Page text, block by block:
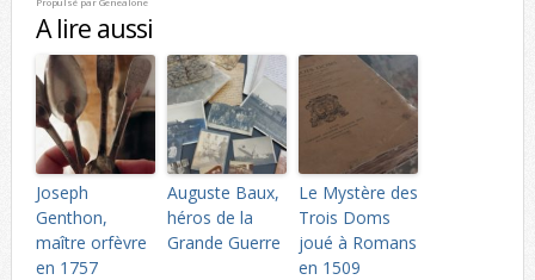
Propulsé par Genealone
A lire aussi
Joseph
Genthon,
maître orfèvre
en 1757
Auguste Baux,
héros de la
Grande Guerre
Le Mystère des
Trois Doms
joué à Romans
en 1509